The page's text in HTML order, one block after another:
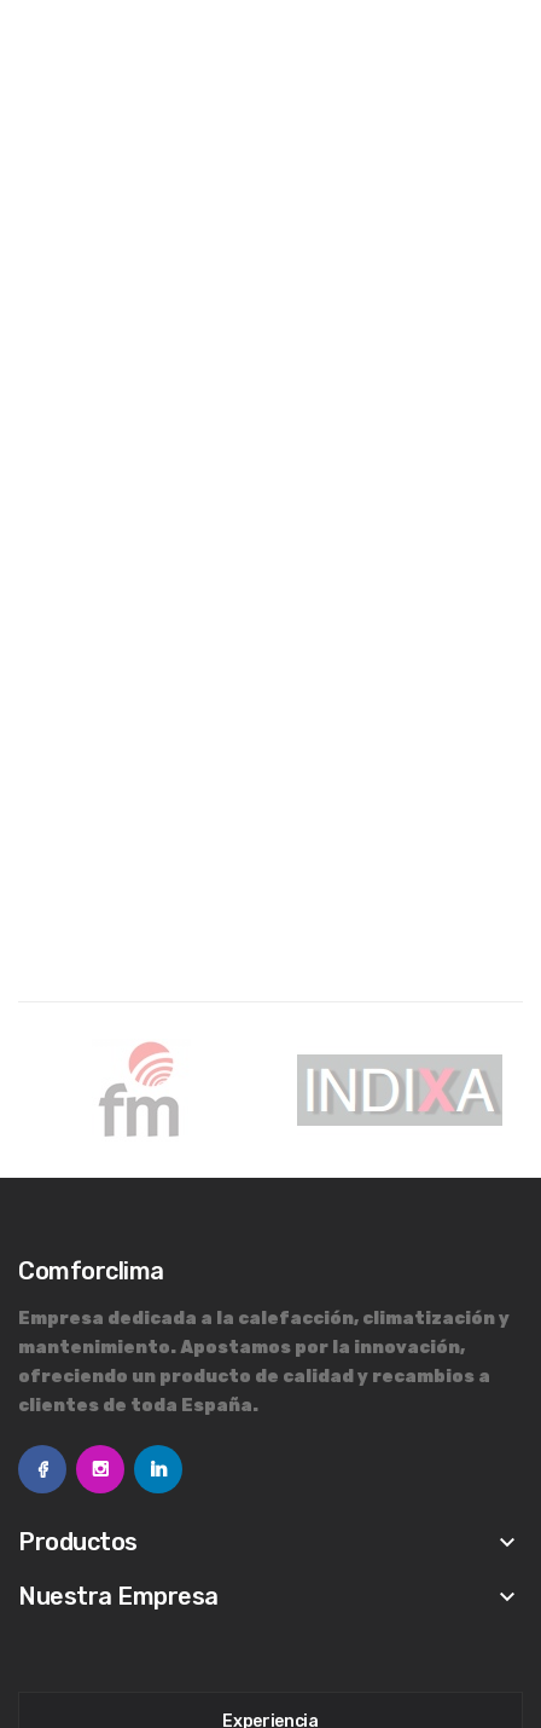
Comforclima
Empresa dedicada a la calefacción, climatización y
mantenimiento. Apostamos por la innovación,
ofreciendo un producto de calidad y recambios a
clientes de toda España.
Productos
keyboard_arrow_down
Nuestra Empresa
keyboard_arrow_down
Experiencia